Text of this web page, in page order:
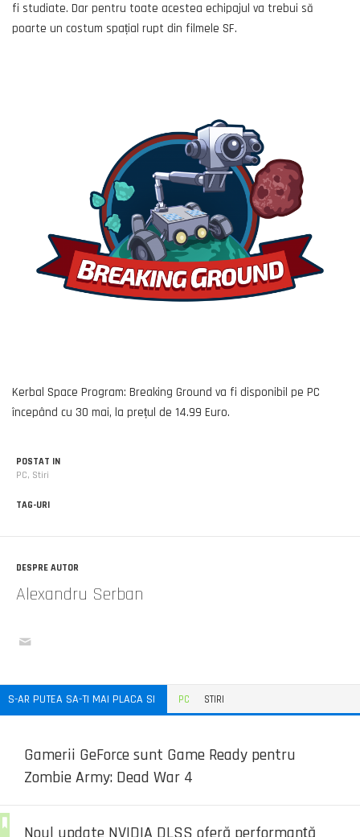
fi studiate. Dar pentru toate acestea echipajul va trebui să
poarte un costum spațial rupt din filmele SF.
Kerbal Space Program: Breaking Ground va fi disponibil pe PC
începând cu 30 mai, la prețul de 14.99 Euro.
POSTAT IN
PC, Stiri
TAG-URI
DESPRE AUTOR
Alexandru Serban
S-AR PUTEA SA-TI MAI PLACA SI PC STIRI
Gamerii GeForce sunt Game Ready pentru
Zombie Army: Dead War 4
Noul update NVIDIA DLSS oferă performanță